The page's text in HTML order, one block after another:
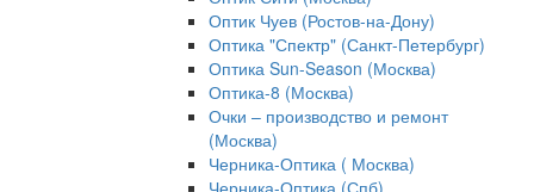
Оптик Чуев (Ростов-на-Дону)
Оптика "Спектр" (Санкт-Петербург)
Оптика Sun-Season (Москва)
Оптика-8 (Москва)
Очки – производство и ремонт
(Москва)
Черника-Оптика ( Москва)